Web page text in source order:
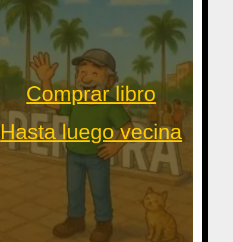
Comprar libro
Hasta luego vecina